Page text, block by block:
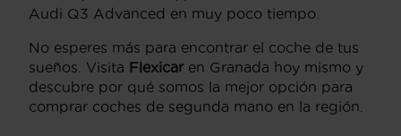
Audi Q3 Advanced en muy poco tiempo.
No esperes más para encontrar el coche de tus
sueños. Visita Flexicaren Granada hoy mismo y
descubre por qué somos la mejor opción para
comprar coches de segunda mano en la región.